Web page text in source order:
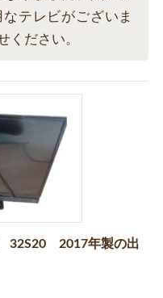
テレビがございま
ください。
32S20 2017年製の出